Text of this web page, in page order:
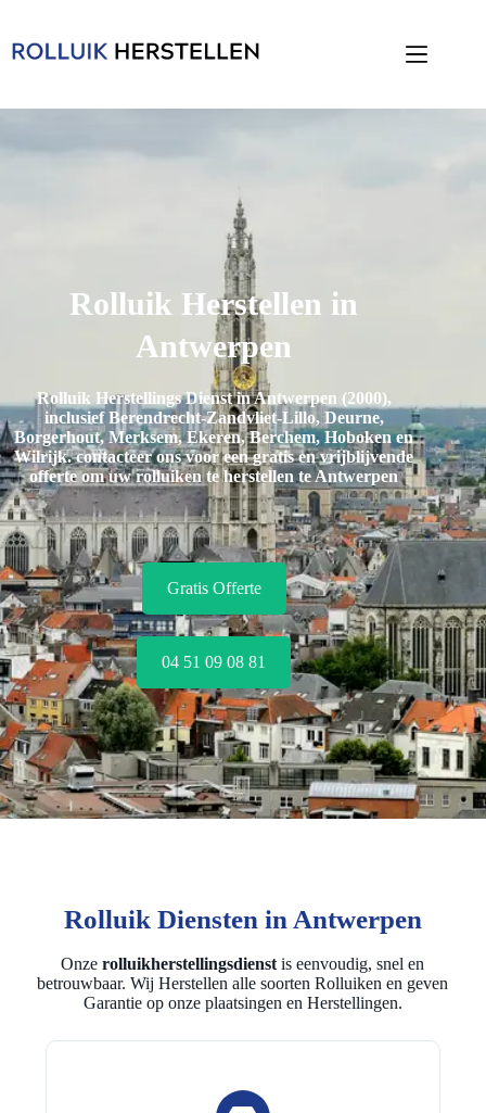
Rolluik Herstellen in
Antwerpen
Rolluik Herstellings Dienst in Antwerpen (2000),
inclusiefBerendrecht-Zandvliet-Lillo, Deurne,
Borgerhout, Merksem, Ekeren, Berchem, Hoboken en
Wilrijk. contacteer ons voor een gratis en vrijblijvende
offerte om uw rolluiken te herstellen te Antwerpen
Gratis Offerte
04 51 09 08 81
Rolluik Diensten in Antwerpen
Onzerolluikherstellingsdienst is eenvoudig, snel en
betrouwbaar. Wij Herstellen alle soorten Rolluiken en geven
Garantie op onze plaatsingen en Herstellingen.